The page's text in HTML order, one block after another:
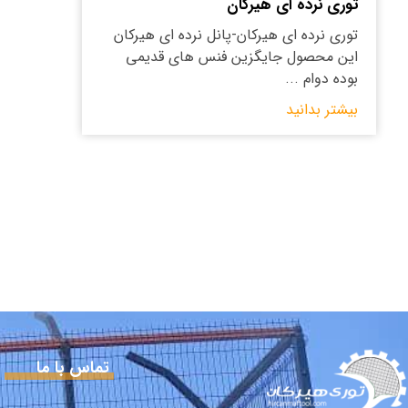
توری نرده ای هیرکان
توری نرده ای هیرکان-پانل نرده ای هیرکان
این محصول جایگزین فنس های قدیمی
بوده دوام ...
بیشتر بدانید
تماس با ما